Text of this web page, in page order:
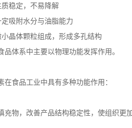
稳定，不易降解
吸附水分与油脂能力
晶体颗粒组成，形成多孔结构
品体系中主要以物理功能发挥作用。
在食品工业中具有多种功能作用：
充物，改善产品结构稳定性，使组织更加